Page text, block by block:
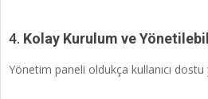
4. Kolay Kurulum ve
Yönetim paneli oldukça kullanıcı dostu